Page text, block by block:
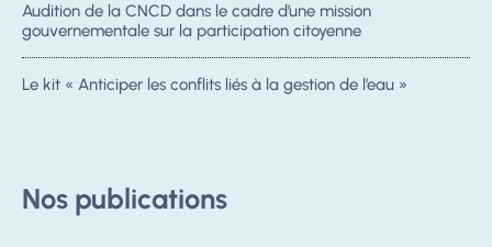
Audition de la CNCD dans le cadre d’une mission
gouvernementale sur la participation citoyenne
Le kit « Anticiper les conflits liés à la gestion de l’eau »
Nos publications